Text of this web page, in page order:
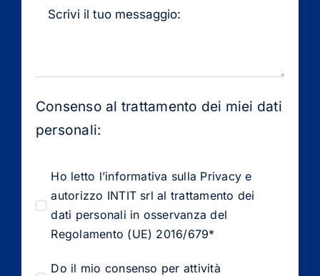
Consenso al trattamento dei miei dati
personali:
Ho letto l’informativa sulla Privacy e
autorizzo INTIT srl al trattamento dei
dati personali in osservanza del
Regolamento (UE) 2016/679*
Do il mio consenso per attività